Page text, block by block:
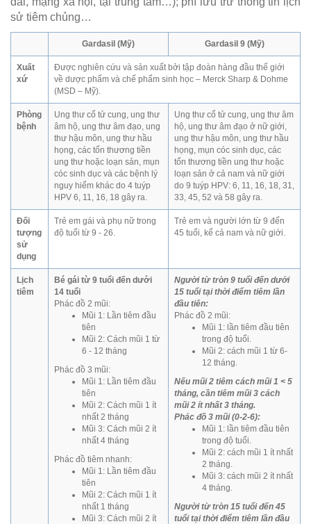
sử tiêm chủng…
Gardasil (Mỹ) Gardasil 9 (Mỹ)
Xuất
xứ
Được nghiên cứu và sản xuất bởi tập đoàn hàng đầu thế giới
về dược phẩm và chế phẩm sinh học – Merck Sharp & Dohme
(MSD – Mỹ).
Phòng
bệnh
Ung thư cổ tử cung, ung thư
âm hộ, ung thư âm đạo, ung
thư hậu môn, ung thư hầu
họng, các tổn thương tiền
ung thư hoặc loạn sản, mụn
cóc sinh dục và các bệnh lý
nguy hiểm khác do 4 tuýp
HPV 6, 11, 16, 18 gây ra.
Ung thư cổ tử cung, ung thư âm
hộ, ung thư âm đạo ở nữ giới,
ung thư hậu môn, ung thư hầu
họng, mụn cóc sinh dục, các
tổn thương tiền ung thư hoặc
loạn sản ở cả nam và nữ giới
do 9 tuýp HPV: 6, 11, 16, 18, 31,
33, 45, 52 và 58 gây ra.
Đối
tượng
sử
dụng
Trẻ em gái và phụ nữ trong
độ tuổi từ 9 - 26.
Trẻ em và người lớn từ 9 đến
45 tuổi, kể cả nam và nữ giới.
Lịch
tiêm
Bé gái từ 9 tuổi đến dưới
14 tuổi
Phác đồ 2 mũi:
Mũi 1: Lần tiêm đầu
tiên
Mũi 2: Cách mũi 1 từ
6 - 12 tháng
Phác đồ 3 mũi:
Mũi 1: Lần tiêm đầu
tiên
Mũi 2: Cách mũi 1 ít
nhất 2 tháng
Mũi 3: Cách mũi 2 ít
nhất 4 tháng
Phác đồ tiêm nhanh:
Mũi 1: Lần tiêm đầu
tiên
Mũi 2: Cách mũi 1 ít
nhất 1 tháng
Mũi 3: Cách mũi 2 ít
Người từ tròn 9 tuổi đến dưới
15 tuổi tại thời điểm tiêm lần
đầu tiên:
Phác đồ 2 mũi:
Mũi 1: lần tiêm đầu tiên
trong độ tuổi.
Mũi 2: cách mũi 1 từ 6-
12 tháng.
Nếu mũi 2 tiêm cách mũi 1 < 5
tháng, cần tiêm mũi 3 cách
mũi 2 ít nhất 3 tháng.
Phác đồ 3 mũi (0-2-6):
Mũi 1: lần tiêm đầu tiên
trong độ tuổi.
Mũi 2: cách mũi 1 ít nhất
2 tháng.
Mũi 3: cách mũi 2 ít nhất
4 tháng.
Người từ tròn 15 tuổi đến 45
tuổi tại thời điểm tiêm lần đầu